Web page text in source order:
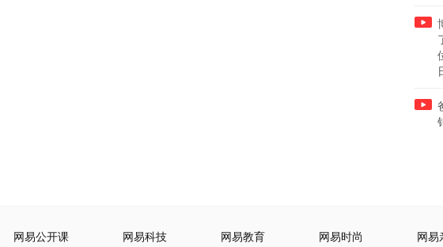
网易公开课 网易科技 网易教育 网易时尚 网易